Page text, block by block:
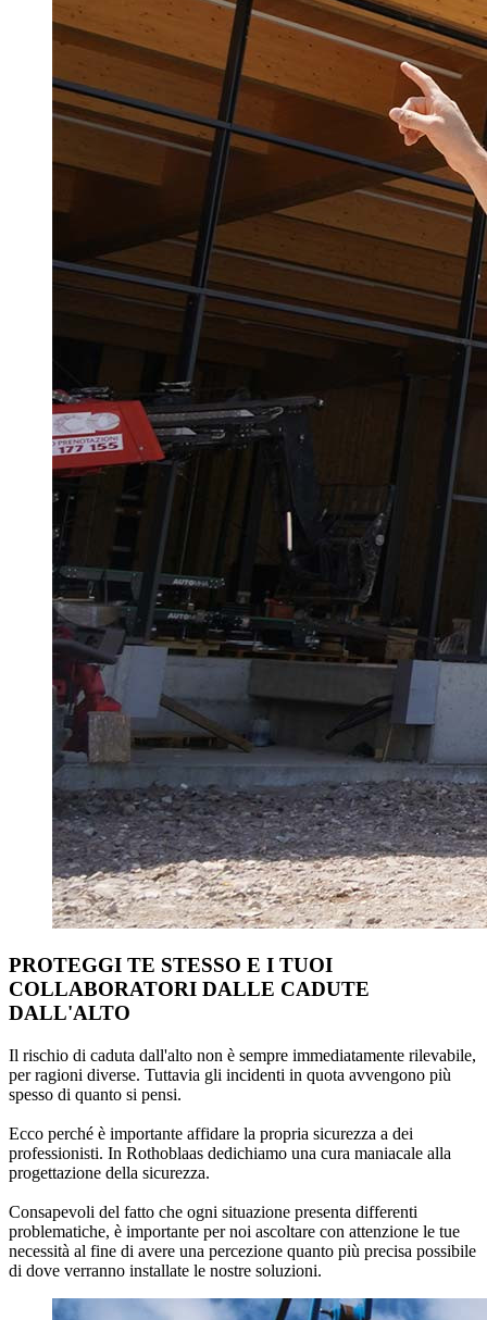
PROTEGGI TE STESSO E I TUOI
COLLABORATORI DALLE CADUTE
DALL'ALTO
Il rischio di caduta dall'alto non è sempre immediatamente rilevabile,
per ragioni diverse. Tuttavia gli incidenti in quota avvengono più
spesso di quanto si pensi.
Ecco perché è importante affidare la propria sicurezza a dei
professionisti. In Rothoblaas dedichiamo una cura maniacale alla
progettazione della sicurezza.
Consapevoli del fatto che ogni situazione presenta differenti
problematiche, è importante per noi ascoltare con attenzione le tue
necessità al fine di avere una percezione quanto più precisa possibile
di dove verranno installate le nostre soluzioni.